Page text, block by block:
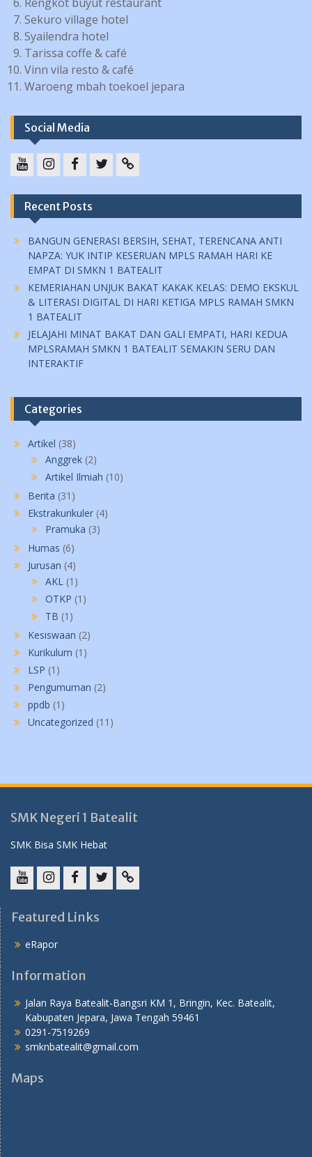
Sekuro village hotel
Syailendra hotel
Tarissa coffe & café
Vinn vila resto & café
Waroeng mbah toekoel jepara
Social Media
Recent Posts
BANGUN GENERASI BERSIH, SEHAT, TERENCANA ANTI
NAPZA: YUK INTIP KESERUAN MPLS RAMAH HARI KE
EMPAT DI SMKN 1 BATEALIT
KEMERIAHAN UNJUK BAKAT KAKAK KELAS: DEMO EKSKUL
& LITERASI DIGITAL DI HARI KETIGA MPLS RAMAH SMKN
1 BATEALIT
JELAJAHI MINAT BAKAT DAN GALI EMPATI, HARI KEDUA
MPLSRAMAH SMKN 1 BATEALIT SEMAKIN SERU DAN
INTERAKTIF
Categories
Artikel (38)
Anggrek (2)
Artikel Ilmiah (10)
Berita (31)
Ekstrakurikuler (4)
Pramuka (3)
Humas (6)
Jurusan (4)
AKL (1)
OTKP (1)
TB (1)
Kesiswaan (2)
Kurikulum (1)
LSP (1)
Pengumuman (2)
ppdb (1)
Uncategorized (11)
SMK Negeri 1 Batealit
SMK Bisa SMK Hebat
Featured Links
eRapor
Information
Jalan Raya Batealit-Bangsri KM 1, Bringin, Kec. Batealit,
Kabupaten Jepara, Jawa Tengah 59461
0291-7519269
smknbatealit@gmail.com
Maps